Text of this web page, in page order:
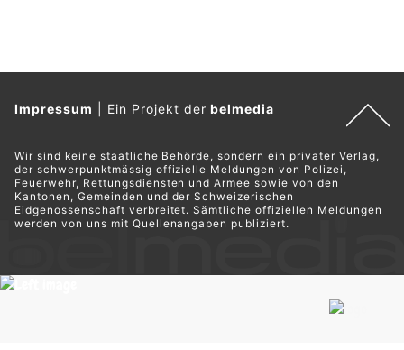
Impressum Ein Projekt derbelmedia
Wir sind keine staatliche Behörde, sondern ein privater Verlag,
der schwerpunktmässig offizielle Meldungen von Polizei,
Feuerwehr, Rettungsdiensten und Armee sowie von den
Kantonen, Gemeinden und der Schweizerischen
Eidgenossenschaft verbreitet. Sämtliche offiziellen Meldungen
werden von uns mit Quellenangaben publiziert.